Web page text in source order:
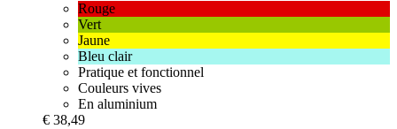
Rouge
Vert
Jaune
Bleu clair
Pratique et fonctionnel
Couleurs vives
En aluminium
€ 38,49